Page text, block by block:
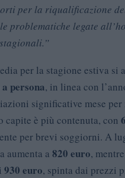
per la riqualificazione
problematiche legate
per la stagione estiva si
persona, in linea con
significative mese per
capite è più contenuta, con
per brevi soggiorni. A
aumenta a 820 euro,
930 euro, spinta dai prezzi